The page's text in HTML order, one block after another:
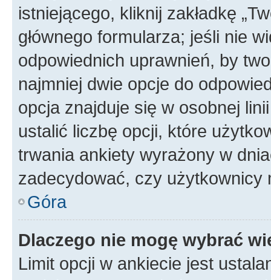
istniejącego, kliknij zakładkę
głównego formularza; jeśli nie
odpowiednich uprawnień, by
najmniej dwie opcje do
opcja znajduje się w osobnej
ustalić liczbę opcji, które
trwania ankiety wyrażony w
zadecydować, czy użytkownicy
Góra
Dlaczego nie mogę wybrać
Limit opcji w ankiecie jest